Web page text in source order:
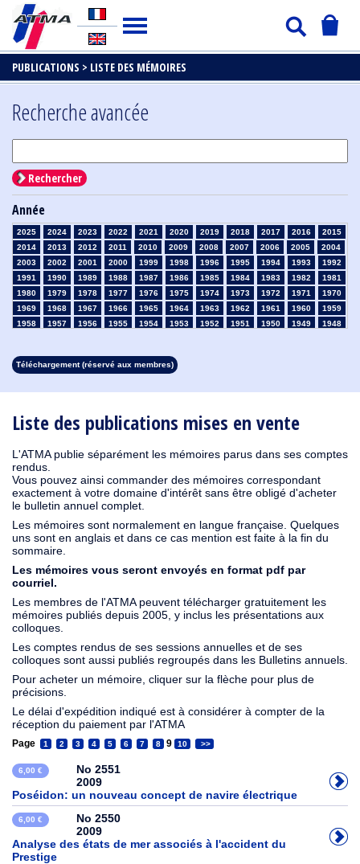
PUBLICATIONS > LISTE DES MÉMOIRES
Liste des publications mises en vente
L'ATMA publie séparément les mémoires parus dans ses comptes
rendus.
Vous pouvez ainsi commander des mémoires correspondant
exactement à votre domaine d'intérêt sans être obligé d'acheter
le bulletin annuel complet.
Les mémoires sont normalement en langue française. Quelques
uns sont en anglais et dans ce cas mention est faite à la fin du
sommaire.
Les mémoires vous seront envoyés en format pdf par
courriel.
Les membres de l'ATMA peuvent télécharger gratuitement les
mémoires publiés depuis 2005, y inclus les présentations aux
colloques.
Les comptes rendus de ses sessions annuelles et de ses
colloques sont aussi publiés regroupés dans les Bulletins annuels.
Pour acheter un mémoire, cliquer sur la flèche pour plus de
précisions.
Le délai d'expédition indiqué est à considérer à compter de la
réception du paiement par l'ATMA
Page 1 2 3 4 5 6 7 8 9 10 >>
6,00 €
No 2551
2009
Poséidon: un nouveau concept de navire électrique
6,00 €
No 2550
2009
Analyse des états de mer associés à l'accident du
Prestige
Recherche avancée
Rechercher
Année
2025 2024 2023 2022 2021 2020 2019 2018 2017 2016
2015
2014
2013 2012 2011 2010 2009 2008 2007 2006 2005
2004
2003
2002 2001 2000 1999 1998 1996 1995 1994 1993
1992
1991
1990 1989 1988 1987 1986 1985 1984 1983 1982
1981
1980
1979 1978 1977 1976 1975 1974 1973 1972 1971
1970
1969
1968 1967 1966 1965 1964 1963 1962 1961 1960
1959
1958
1957 1956 1955 1954 1953 1952 1951 1950 1949
1948
1913
1912 1911 1910 1909 1908
Téléchargement (réservé aux membres)